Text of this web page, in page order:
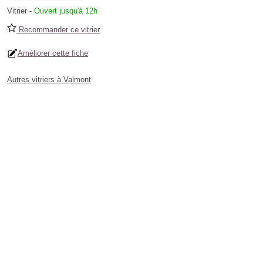
Vitrier - Ouvert jusqu'à 12h
Recommander ce vitrier
Améliorer cette fiche
Autres vitriers à Valmont